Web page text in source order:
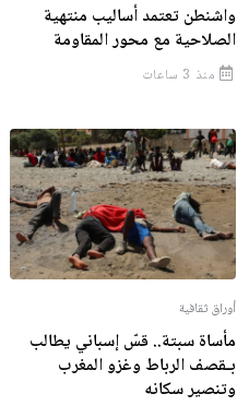
واشنطن تعتمد أساليب منتهية
الصلاحية مع محور المقاومة
منذ 3 ساعات
أوراق ثقافية
مأساة سبتة.. قسّ إسباني يطالب
بـقصف الرباط وغزو المغرب
وتنصير سكانه